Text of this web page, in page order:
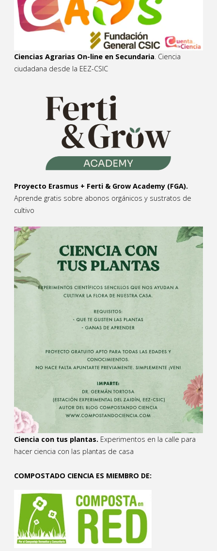
Ciencias Agrarias On-line en Secundaria. Ciencia
ciudadana desde la EEZ-CSIC
Proyecto Erasmus + Ferti & Grow Academy (FGA).
Aprende gratis sobre abonos orgánicos y sustratos de
cultivo
Ciencia con tus plantas. Experimentos en la calle para
hacer ciencia con las plantas de casa
COMPOSTADO CIENCIA ES MIEMBRO DE: